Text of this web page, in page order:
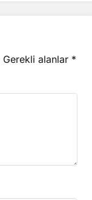
Gerekli alanlar *